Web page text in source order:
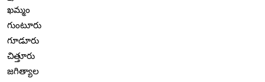
ఖమ్మం
గుంటూరు
గూడూరు
చిత్తూరు
జగిత్యాల